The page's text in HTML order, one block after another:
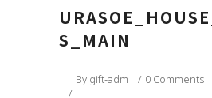
URASOE_HOUSE_
S_MAIN
By gift-adm 0 Comments